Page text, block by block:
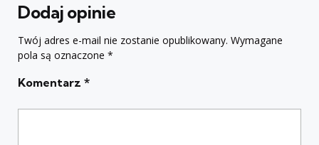
Dodaj opinie
Twój adres e-mail nie zostanie opublikowany. Wymagane
pola są oznaczone *
Komentarz *